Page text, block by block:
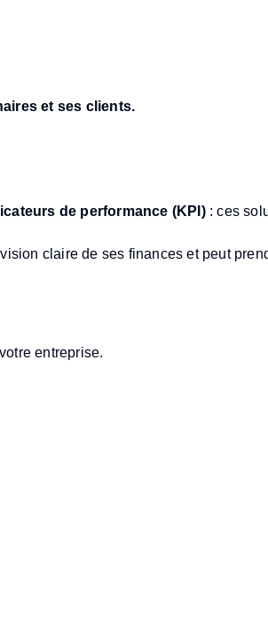
et ses clients.
de performance (KPI): ces
claire de ses finances et peut
entreprise.